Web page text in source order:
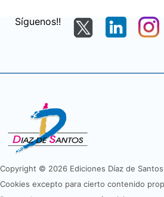
Síguenos!!
Copyright © 2026 Ediciones Díaz de
Cookies excepto para cierto contenido